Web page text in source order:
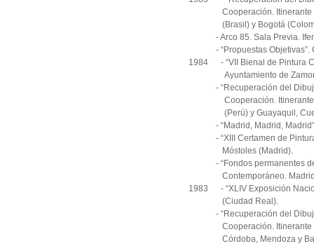
Cooperación. Itinerante
(Brasil) y Bogotá
- Arco 85. Sala Previa.
- “Propuestas Objetivas”.
1984 - “VII Bienal de Pintura
Ayuntamiento de
- “Recuperación del
Cooperación. Itinerante
(Perú) y Guayaquil,
- “Madrid, Madrid, Madrid”.
- “XIII Certamen de Pintura
Móstoles (Madrid).
- “Fondos permanentes del
Contemporáneo.
1983 - “XLIV Exposición
(Ciudad Real).
- “Recuperación del
Cooperación. Itinerante
Córdoba, Mendoza y